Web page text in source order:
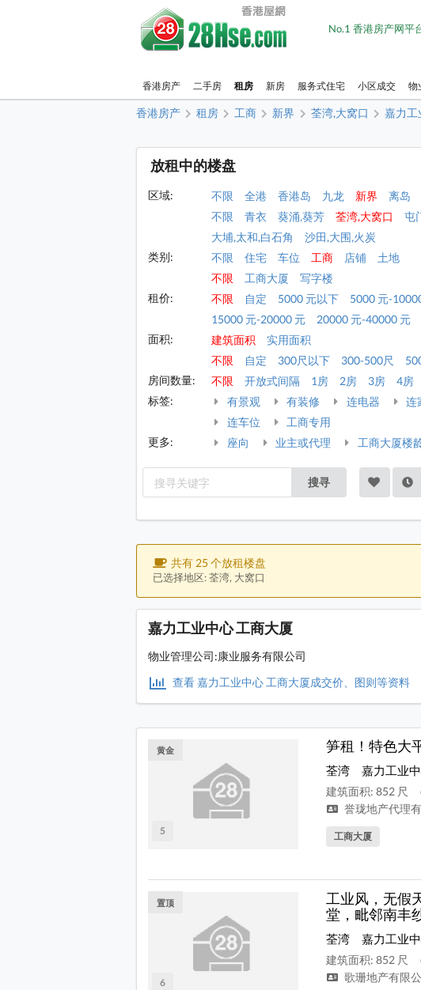
No.1 香港房产网平
香港房产 二手房 租房 新房 服务式住宅 小区成交 物
香港房产 租房 工商 新界 荃湾,大窝口 嘉力工
放租中的楼盘
区域: 不限 全港 香港岛 九龙 新界
离岛
不限
青衣 葵涌,葵芳 荃湾,大窝口 屯
大埔,太和,白石角
沙田,大围,火炭
类别:
不限 住宅 车位 工商 店铺
土地
不限
工商大厦
写字楼
租价:
不限 自定 5000 元以下 5000 元-
15000 元-20000 元
20000 元-40000 元
面积:
建筑面积
实用面积
不限
自定 300尺以下 300-500尺
房间数量:
不限 开放式间隔 1房 2房 3房 4房
标签:
有景观 有装修 连电器 连
连车位
工商专用
更多:
座向 业主或代理 工商大厦楼
搜寻
共有 25 个放租楼盘
已选择地区: 荃湾, 大窝口
嘉力工业中心 工商大厦
物业管理公司:康业服务有限公司
查看 嘉力工业中心 工商大厦成交价、图则等资料
5
黄金 笋租！特色大
荃湾 嘉力工业
建筑面积: 852 尺
誉珑地产代理
工商大厦
6
置顶
工业风，无假
堂，毗邻南丰
荃湾 嘉力工业
建筑面积: 852 尺
歌珊地产有限